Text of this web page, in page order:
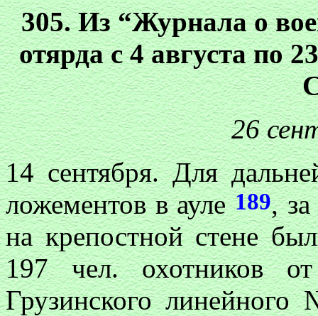
305. Из “Журнала о
отярда с 4 августа по
26
14 сентября. Для
ложементов в ауле189,
на крепостной стене
197 чел. охотников
Грузинского